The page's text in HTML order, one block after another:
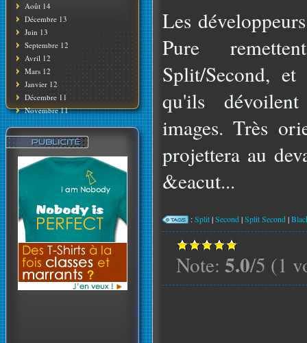
Août 14
Décembre 13
Juin 13
Septembre 12
Avril 12
Mars 12
Janvier 12
Décembre 11
Novembre 11
Les
Pure
Split/Second,
qu'ils
images. Très
projettera au
&eacut...
:Split|Second|Split Second|
Note: 5.0/5 (1